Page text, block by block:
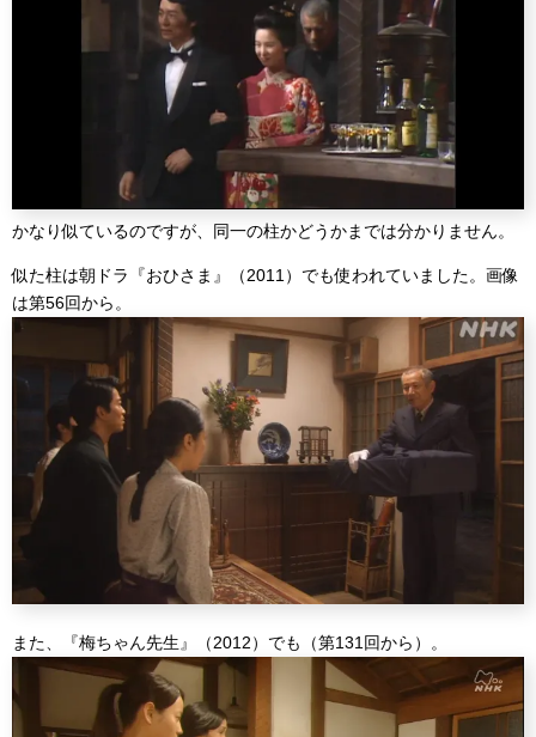
かなり似ているのですが、同一の柱かどうかまでは分かりません。
似た柱は朝ドラ『おひさま』（2011）でも使われていました。画像
は第56回から。
また、『梅ちゃん先生』（2012）でも（第131回から）。